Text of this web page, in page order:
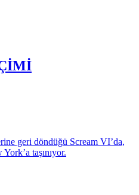
geri döndüğü Scream VI’da,
taşınıyor.